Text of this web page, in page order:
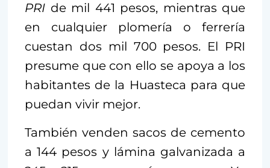
PRI de mil 441 pesos, mientras que
en cualquier plomería o ferrería
cuestan dos mil 700 pesos. El PRI
presume que con ello se apoya a los
habitantes de la Huasteca para que
puedan vivir mejor.
También venden sacos de cemento
a 144 pesos y lámina galvanizada a